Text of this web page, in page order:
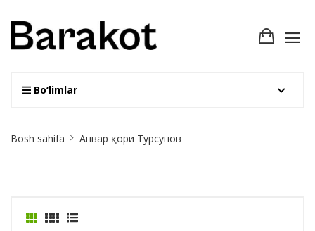
Bo‘limlar
Breadcrumb
Bosh sahifa Анвар қори Турсунов